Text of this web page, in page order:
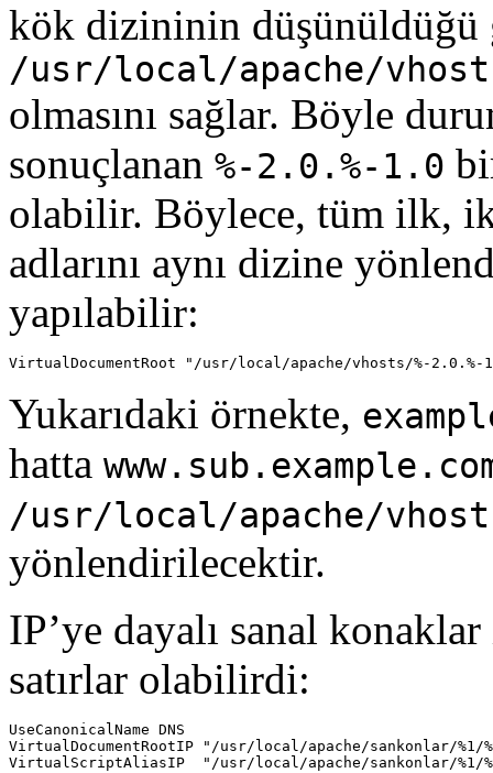
kök dizininin
/usr/local/apache/
olmasını sağlar. Böyle
sonuçlanan %-2.0.%-1.0
olabilir. Böylece, tüm ilk,
adlarını aynı dizine
yapılabilir:
VirtualDocumentRoot "/usr/local/apache/vhosts/%-2.0.%-
Yukarıdaki örnekte,
hatta
/usr/local/apache/
yönlendirilecektir.
IP’ye dayalı sanal
satırlar olabilirdi:
UseCanonicalName DNS
VirtualDocumentRootIP "/usr/local/apache/sankonlar/%1/
VirtualScriptAliasIP  "/usr/local/apache/sankonlar/%1/